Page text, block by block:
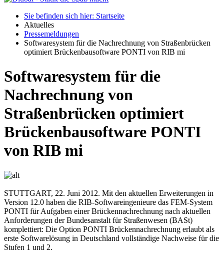
Sie befinden sich hier: Startseite
Aktuelles
Pressemeldungen
Softwaresystem für die Nachrechnung von Straßenbrücken
optimiert Brückenbausoftware PONTI von RIB mi
Softwaresystem für die
Nachrechnung von
Straßenbrücken optimiert
Brückenbausoftware PONTI
von RIB mi
STUTTGART, 22. Juni 2012. Mit den aktuellen Erweiterungen in
Version 12.0 haben die RIB-Softwareingenieure das FEM-System
PONTI für Aufgaben einer Brückennachrechnung nach aktuellen
Anforderungen der Bundesanstalt für Straßenwesen (BASt)
komplettiert: Die Option PONTI Brückennachrechnung erlaubt als
erste Softwarelösung in Deutschland vollständige Nachweise für die
Stufen 1 und 2.